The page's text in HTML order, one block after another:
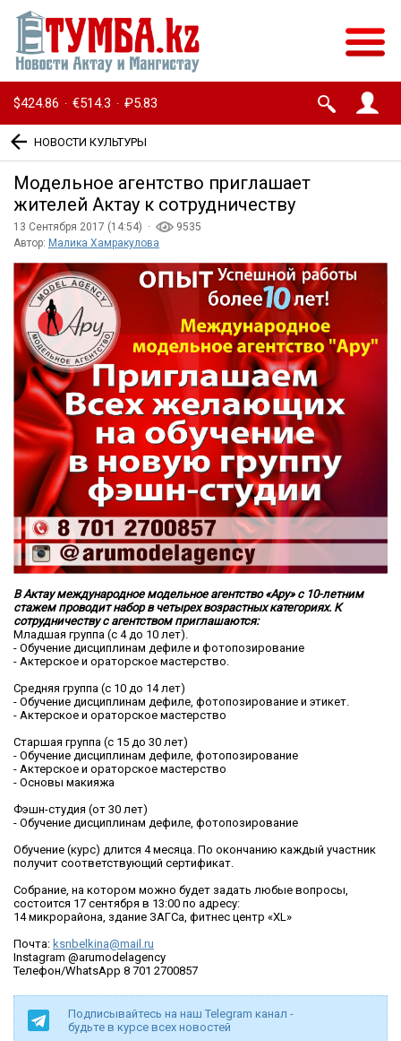
$424.86 · €514.3 · ₽5.83
НОВОСТИ КУЛЬТУРЫ
Модельное агентство приглашает
жителей Актау к сотрудничеству
13 Сентября 2017 (14:54) ·
9535
Автор: Малика Хамракулова
В Актау международное модельное агентство «Ару» с 10-летним
стажем проводит набор в четырех возрастных категориях. К
сотрудничеству с агентством приглашаются:
Младшая группа (с 4 до 10 лет).
- Обучение дисциплинам дефиле и фотопозирование
- Актерское и ораторское мастерство.
Средняя группа (с 10 до 14 лет)
- Обучение дисциплинам дефиле, фотопозирование и этикет.
- Актерское и ораторское мастерство
Старшая группа (с 15 до 30 лет)
- Обучение дисциплинам дефиле, фотопозирование
- Актерское и ораторское мастерство
- Основы макияжа
Фэшн-студия (от 30 лет)
- Обучение дисциплинам дефиле, фотопозирование
Обучение (курс) длится 4 месяца. По окончанию каждый участник
получит соответствующий сертификат.
Собрание, на котором можно будет задать любые вопросы,
состоится 17 сентября в 13:00 по адресу:
14 микрорайона, здание ЗАГСа, фитнес центр «XL»
Почта: ksnbelkina@mail.ru
Instagram @arumodelagency
Телефон/WhatsApp 8 701 2700857
Подписывайтесь на наш Telegram канал -
будьте в курсе всех новостей